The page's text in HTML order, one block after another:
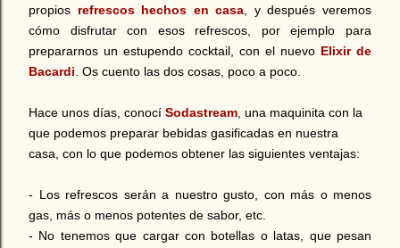
propios refrescos hechos en casa , y después veremos
cómo disfrutar con esos refrescos, por ejemplo para
prepararnos un estupendo cocktail, con el nuevo Elixir de
Bacardi . Os cuento las dos cosas, poco a poco.
Hace unos días, conocí Sodastream , una maquinita con la
que podemos preparar bebidas gasificadas en nuestra
casa, con lo que podemos obtener las siguientes ventajas:
- Los refrescos serán a nuestro gusto, con más o menos
gas, más o menos potentes de sabor, etc.
- No tenemos que cargar con botellas o latas, que pesan